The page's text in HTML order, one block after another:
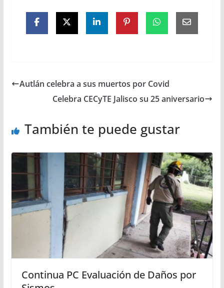
Autlán celebra a sus muertos por Covid
Celebra CECyTE Jalisco su 25 aniversario
También te puede gustar
Continua PC Evaluación de Daños por